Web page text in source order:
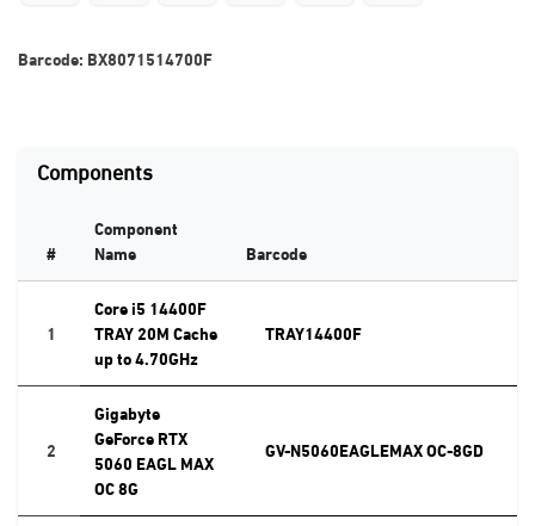
Barcode:BX8071514700F
Components
#
Component
Name
Barcode
1
Core i5 14400F
TRAY 20M Cache
up to 4.70GHz
TRAY14400F
2
Gigabyte
GeForce RTX
5060 EAGL MAX
OC 8G
GV-N5060EAGLEMAX OC-8GD